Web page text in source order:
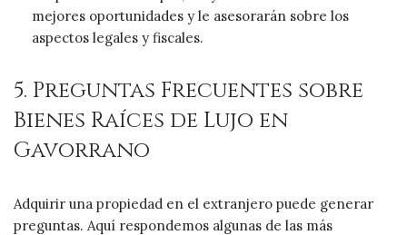
mejores oportunidades y le asesorarán sobre los
aspectos legales y fiscales.
5. Preguntas Frecuentes sobre
Bienes Raíces de Lujo en
Gavorrano
Adquirir una propiedad en el extranjero puede generar
preguntas. Aquí respondemos algunas de las más